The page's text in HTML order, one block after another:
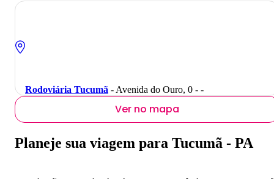
Rodoviária Tucumã - Avenida do Ouro, 0 - -
Ver no mapa
Planeje sua viagem para Tucumã - PA